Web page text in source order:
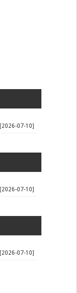
[2026-07-10]
[2026-07-10]
[2026-07-10]